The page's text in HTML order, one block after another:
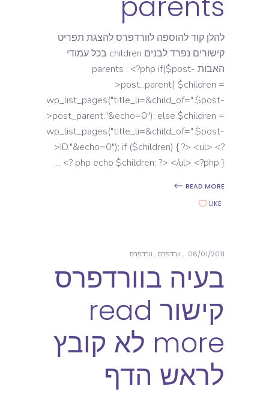
להלן קוד להוספה לוורדפרס להצגת תפריט
קישורים נפרד לבנים children בכל עמודי
האבות parents : <?php if($post-
>post_parent) $children =
wp_list_pages("title_li=&child_of=".$post-
>post_parent."&echo=0"); else $children =
wp_list_pages("title_li=&child_of=".$post-
>ID."&echo=0"); if ($children) { ?> <ul> <?
php echo $children; ?> </ul> <?php } ?>
READ MORE
LIKE
06/01/2011 וורדפרס וורדפרס
בעיה בוורדפרס
קישור read
more לא קובץ
לראש הדף